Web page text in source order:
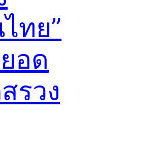
ทย”
อด
รวง